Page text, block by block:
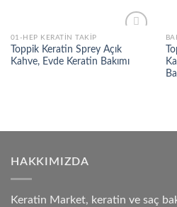
Add to
wishlist
01-HEP KERATIN TAKIP
Toppik Keratin Sprey Açık
Kahve, Evde Keratin Bakımı
HAKKIMIZDA
Keratin Market, keratin ve saç